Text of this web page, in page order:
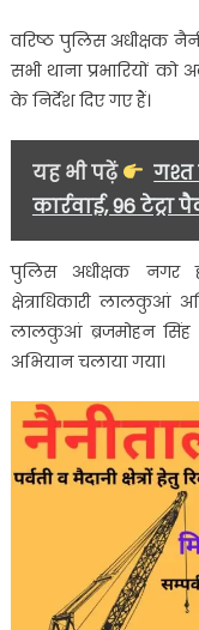
वरिष्ठ पुलिस अधीक्षक
सभी थाना प्रभारियों
के निर्देश दिए गए हैं।
यह भी पढ़ें
गश्त
कार्रवाई, 96
पुलिस अधीक्षक नगर
क्षेत्राधिकारी लालकुआं
लालकुआं ब्रजमोहन सिंह
अभियान चलाया गया।